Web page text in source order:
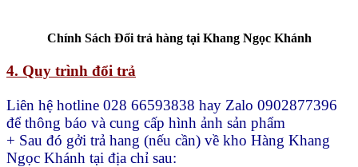
Chính Sách Đổi trả hàng tại Khang Ngọc Khánh
4. Quy trình đổi trả
Liên hệ hotline 028 66593838 hay Zalo 0902877396
để thông báo và cung cấp hình ảnh sản phẩm
+ Sau đó gởi trả hang (nếu cần) về kho Hàng Khang
Ngọc Khánh tại địa chỉ sau: